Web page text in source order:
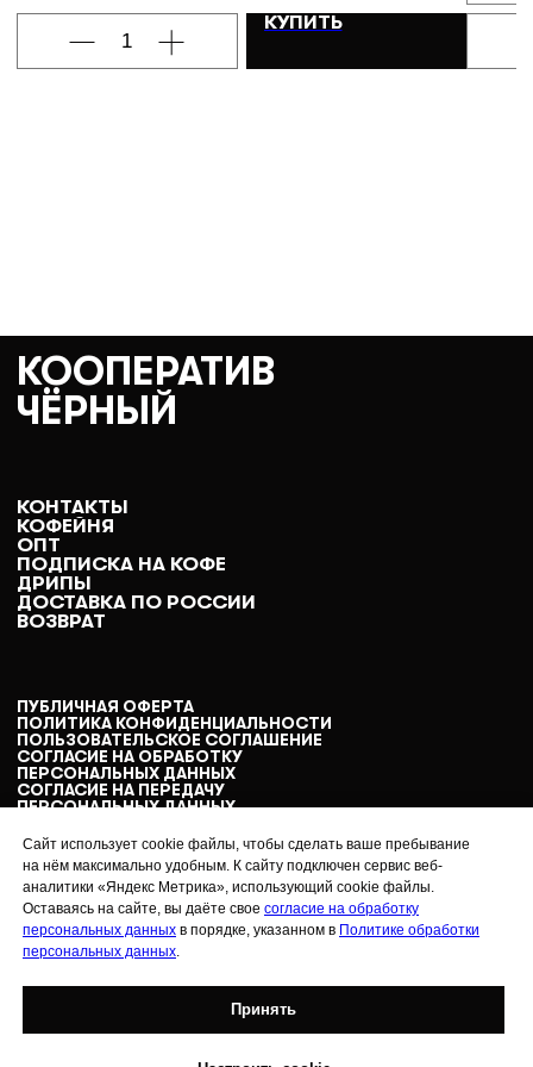
КУПИТЬ
Сайт использует cookie файлы, чтобы сделать ваше пребывание
на нём максимально удобным. К сайту подключен сервис веб-
аналитики «Яндекс Метрика», использующий cookie файлы.
Оставаясь на сайте, вы даёте свое согласие на обработку
персональных данных в порядке, указанном в Политике обработки
персональных данных.
Принять
КООПЕРАТИВ
ЧЁРНЫЙ
КОНТАКТЫ
КОФЕЙНЯ
ОПТ
ПОДПИСКА НА КОФЕ
ДРИПЫ
ДОСТАВКА ПО РОССИИ
ВОЗВРАТ
ПУБЛИЧНАЯ ОФЕРТА
ПОЛИТИКА КОНФИДЕНЦИАЛЬНОСТИ
ПОЛЬЗОВАТЕЛЬСКОЕ СОГЛАШЕНИЕ
СОГЛАСИЕ НА ОБРАБОТКУ
ПЕРСОНАЛЬНЫХ ДАННЫХ
СОГЛАСИЕ НА ПЕРЕДАЧУ
ПЕРСОНАЛЬНЫХ ДАННЫХ
Подписаться на рассылку
Я подтверждаю ознакомление с
и даюсогласие на обработку
персональных данных.